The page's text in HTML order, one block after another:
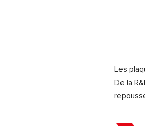
Les
De la